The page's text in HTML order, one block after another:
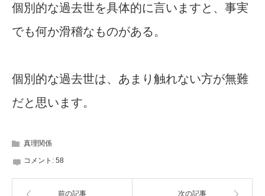
個別的な過去世を具体的に言いますと、事実
でも何か滑稽なものがある。
個別的な過去世は、あまり触れない方が無難
だと思います。
真理関係
コメント: 58
前の記事 次の記事